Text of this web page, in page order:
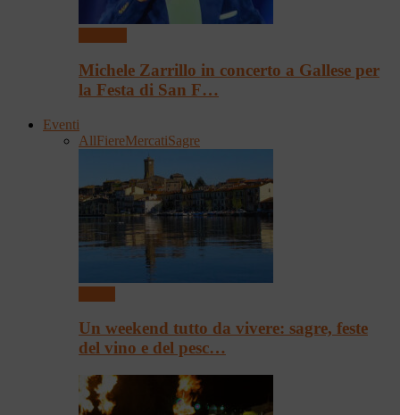
Michele Zarrillo in concerto a Gallese per
la Festa di San F…
Eventi
AllFiereMercatiSagre
Un weekend tutto da vivere: sagre, feste
del vino e del pesc…